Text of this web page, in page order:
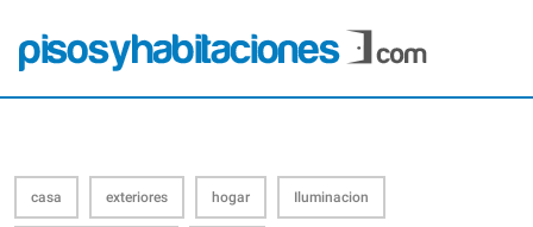
casa exteriores hogar Iluminacion